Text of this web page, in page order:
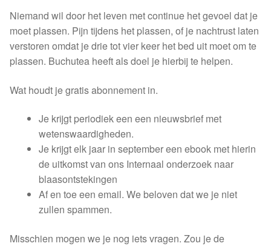
Rooibos |
Verpakt in zakjes
Skimmelberg
Cape Kingdom
Sceletia
Mandela Tea
Honeybush |
Niemand wil door het leven met continue het gevoel dat je
moet plassen. Pijn tijdens het plassen, of je nachtrust laten
verstoren omdat je drie tot vier keer het bed uit moet om te
plassen. Buchutea heeft als doel je hierbij te helpen.
Wat houdt je gratis abonnement in.
Je krijgt periodiek een een nieuwsbrief met
wetenswaardigheden.
Je krijgt elk jaar in september een ebook met hierin
de uitkomst van ons Internaal onderzoek naar
blaasontstekingen
Af en toe een email. We beloven dat we je niet
zullen spammen.
Misschien mogen we je nog iets vragen. Zou je de